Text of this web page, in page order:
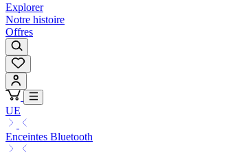
Explorer
Notre histoire
Offres
UE
Enceintes Bluetooth